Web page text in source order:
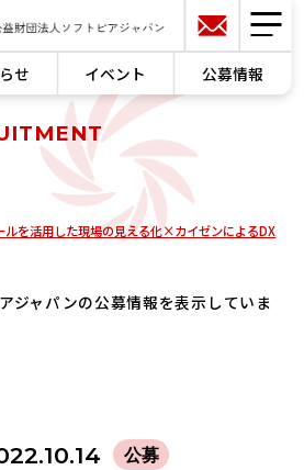
せ イベント 公募情報
ルを活用した現場の見える化×カイゼンによるDX
ジャパンの公募情報を表示していま
公募